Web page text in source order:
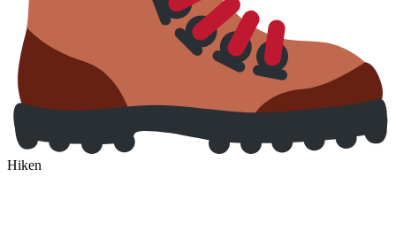
Hiken